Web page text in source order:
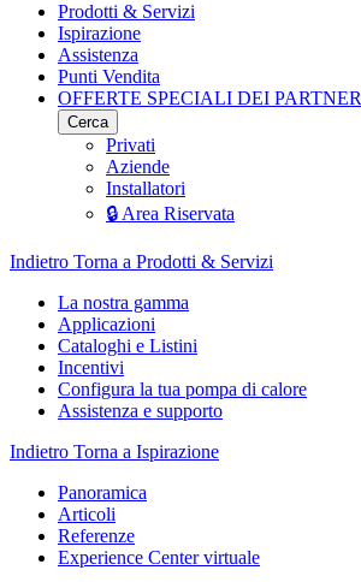
Prodotti & Servizi
Ispirazione
Assistenza
Punti Vendita
OFFERTE SPECIALI DEI PARTNER
Cerca
Privati
Aziende
Installatori
🔒 Area Riservata
Indietro Torna a Prodotti & Servizi
La nostra gamma
Applicazioni
Cataloghi e Listini
Incentivi
Configura la tua pompa di calore
Assistenza e supporto
Indietro Torna a Ispirazione
Panoramica
Articoli
Referenze
Experience Center virtuale